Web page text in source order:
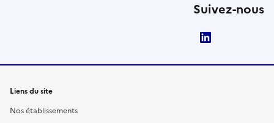
Suivez-nous
Liens du site
Nos établissements